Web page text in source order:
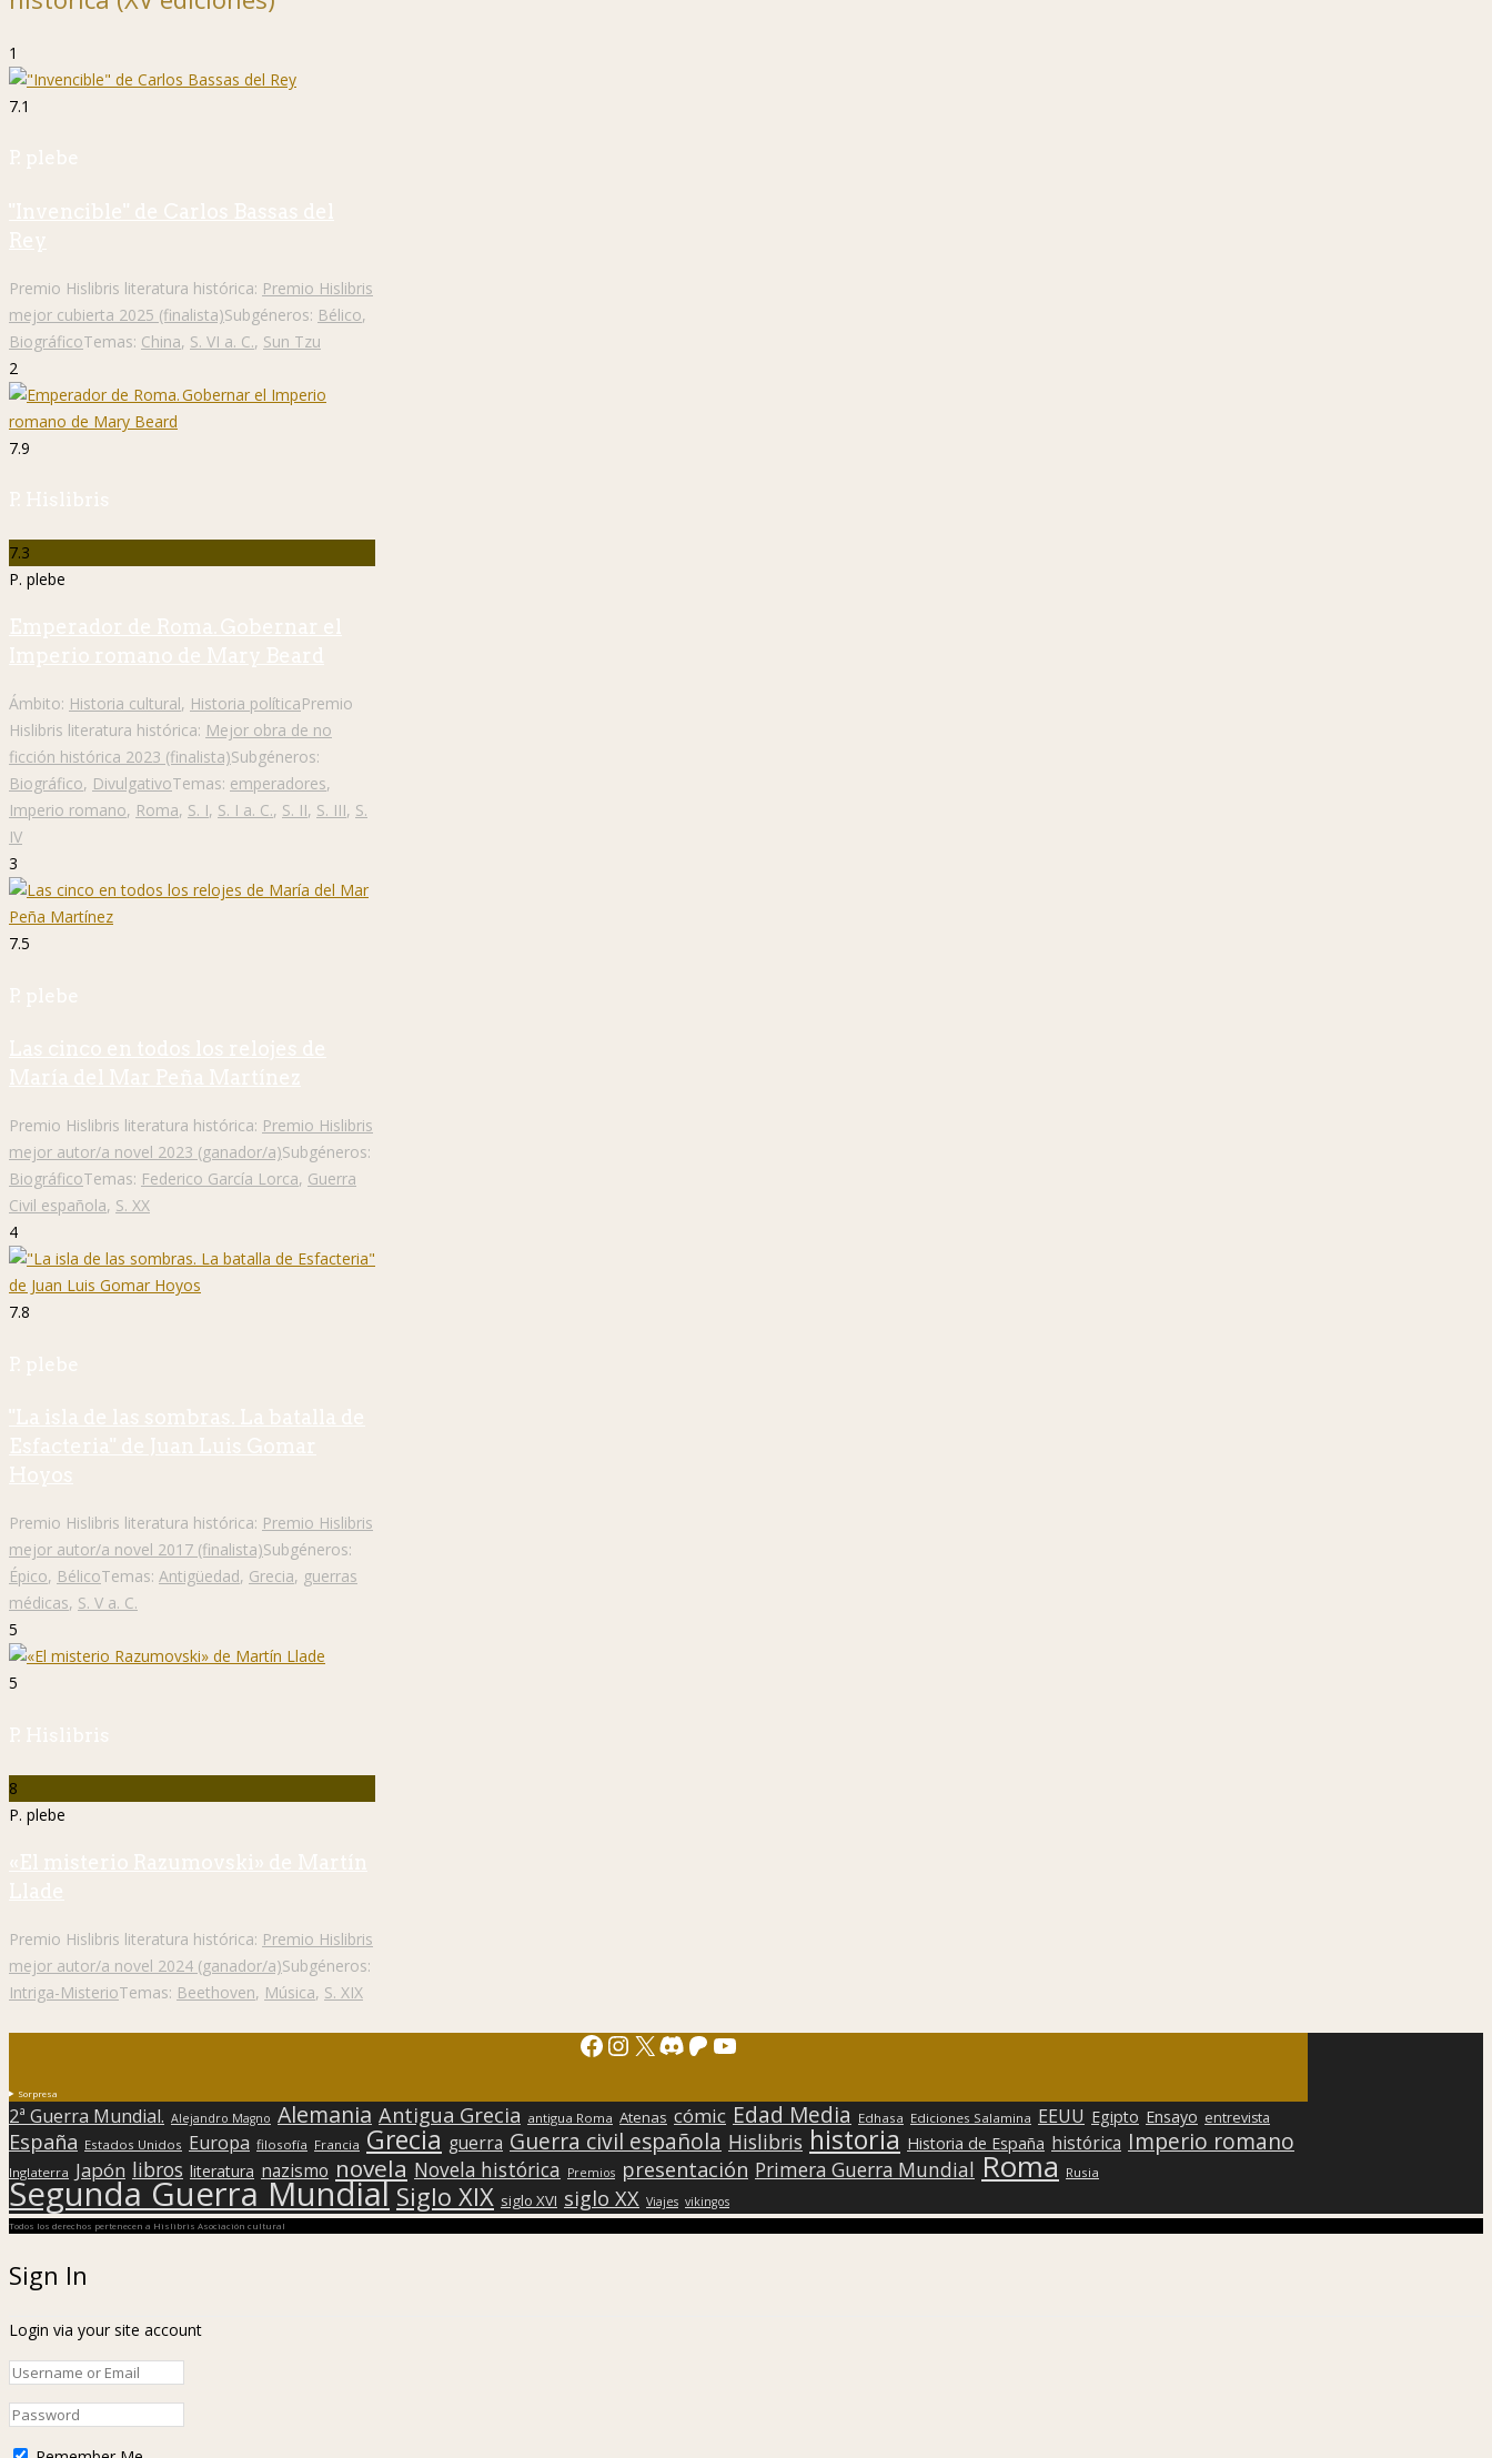
1
7.1
P. plebe
"Invencible" de Carlos Bassas del
Rey
Premio Hislibris literatura histórica: Premio Hislibris
mejor cubierta 2025 (finalista)Subgéneros: Bélico,
BiográficoTemas: China, S. VI a. C., Sun Tzu
2
7.9
P. Hislibris
7.3
P. plebe
Emperador de Roma. Gobernar el
Imperio romano de Mary Beard
Ámbito: Historia cultural, Historia políticaPremio
Hislibris literatura histórica: Mejor obra de no
ficción histórica 2023 (finalista)Subgéneros:
Biográfico, DivulgativoTemas: emperadores,
Imperio romano, Roma, S. I, S. I a. C., S. II, S. III, S.
IV
3
7.5
P. plebe
Las cinco en todos los relojes de
María del Mar Peña Martínez
Premio Hislibris literatura histórica: Premio Hislibris
mejor autor/a novel 2023 (ganador/a)Subgéneros:
BiográficoTemas: Federico García Lorca, Guerra
Civil española, S. XX
4
7.8
P. plebe
"La isla de las sombras. La batalla de
Esfacteria" de Juan Luis Gomar
Hoyos
Premio Hislibris literatura histórica: Premio Hislibris
mejor autor/a novel 2017 (finalista)Subgéneros:
Épico, BélicoTemas: Antigüedad, Grecia, guerras
médicas, S. V a. C.
5
5
P. Hislibris
8
P. plebe
«El misterio Razumovski» de Martín
Llade
Premio Hislibris literatura histórica: Premio Hislibris
mejor autor/a novel 2024 (ganador/a)Subgéneros:
Intriga-MisterioTemas: Beethoven, Música, S. XIX
Facebook
Instagram
X Discord
Patreon
YouTube
Sorpresa
2ª Guerra Mundial. Alejandro Magno Alemania Antigua Grecia antigua Roma Atenas cómic Edad Media Edhasa Ediciones Salamina EEUU Egipto Ensayo entrevista
España Estados Unidos Europa filosofía Francia Grecia guerra Guerra civil española Hislibris historia Historia de España histórica Imperio romano
Inglaterra Japón libros literatura nazismo novela Novela histórica Premios presentación Primera Guerra Mundial Roma Rusia
Segunda Guerra Mundial Siglo XIX siglo XVI siglo XX Viajes vikingos
Todos los derechos pertenecen a Hislibris Asociación cultural
Sign In
Login via your site account